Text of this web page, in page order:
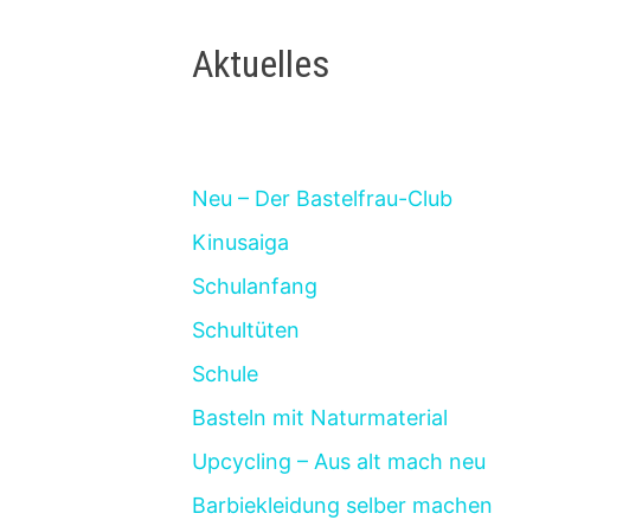
Aktuelles
Neu – Der Bastelfrau-Club
Kinusaiga
Schulanfang
Schultüten
Schule
Basteln mit Naturmaterial
Upcycling – Aus alt mach neu
Barbiekleidung selber machen